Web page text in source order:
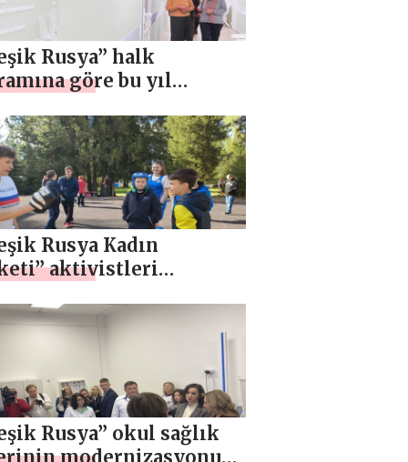
Rusya” halk
göre bu yıl
kurumunda büyük
başlayacak
Rusya Kadın
aktivistleri
kampındaki Belgorod
ziyaret etti
Rusya” okul sağlık
modernizasyonu